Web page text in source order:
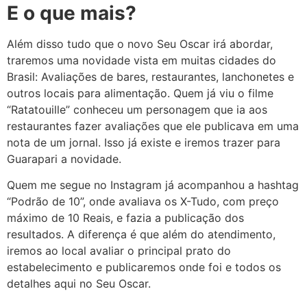
E o que mais?
Além disso tudo que o novo Seu Oscar irá abordar,
traremos uma novidade vista em muitas cidades do
Brasil: Avaliações de bares, restaurantes, lanchonetes e
outros locais para alimentação. Quem já viu o filme
“Ratatouille” conheceu um personagem que ia aos
restaurantes fazer avaliações que ele publicava em uma
nota de um jornal. Isso já existe e iremos trazer para
Guarapari a novidade.
Quem me segue no Instagram já acompanhou a hashtag
“Podrão de 10”, onde avaliava os X-Tudo, com preço
máximo de 10 Reais, e fazia a publicação dos
resultados. A diferença é que além do atendimento,
iremos ao local avaliar o principal prato do
estabelecimento e publicaremos onde foi e todos os
detalhes aqui no Seu Oscar.